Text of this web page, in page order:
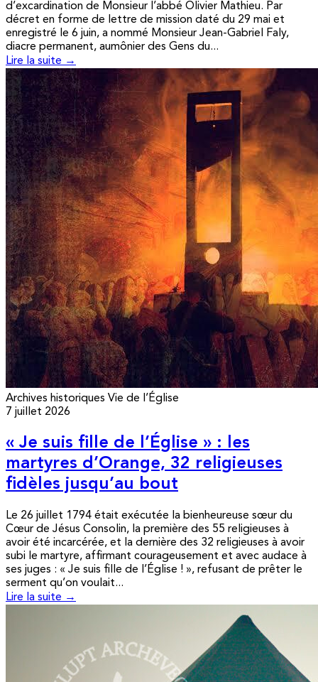
d’excardination de Monsieur l’abbé Olivier Mathieu. Par
décret en forme de lettre de mission daté du 29 mai et
enregistré le 6 juin, a nommé Monsieur Jean-Gabriel Faly,
diacre permanent, aumônier des Gens du...
Lire la suite →
Archives historiques Vie de l’Église
7 juillet 2026
« Je suis fille de l’Église » : les
martyres d’Orange, 32 religieuses
fidèles jusqu’au bout
Le 26 juillet 1794 était exécutée la bienheureuse sœur du
Cœur de Jésus Consolin, la première des 55 religieuses à
avoir été incarcérée, et la dernière des 32 religieuses à avoir
subi le martyre, affirmant courageusement et avec audace à
ses juges : « Je suis fille de l’Église ! », refusant de prêter le
serment qu’on voulait...
Lire la suite →